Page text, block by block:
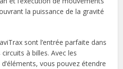
la puissance de la gravité
sont l’entrée parfaite dans
à billes. Avec les
vous pouvez étendre